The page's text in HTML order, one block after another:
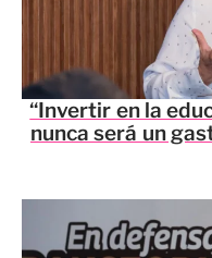
“Invertir en la
nunca será un